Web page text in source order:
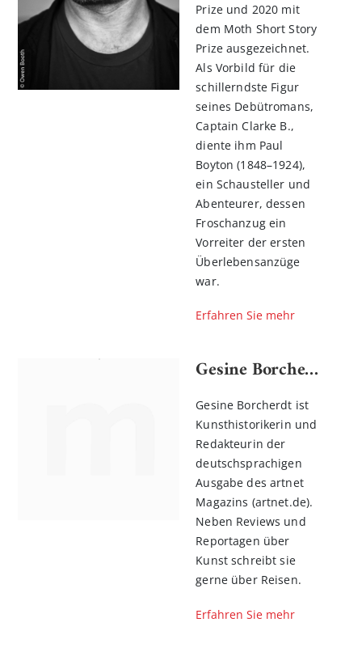
Prize und 2020 mit
dem Moth Short Story
Prize ausgezeichnet.
Als Vorbild für die
schillerndste Figur
seines Debütromans,
Captain Clarke B.,
diente ihm Paul
Boyton (1848–1924),
ein Schausteller und
Abenteurer, dessen
Froschanzug ein
Vorreiter der ersten
Überlebensanzüge
war.
Erfahren Sie mehr
Gesine Borcherdt
Gesine Borcherdt ist
Kunsthistorikerin und
Redakteurin der
deutschsprachigen
Ausgabe des artnet
Magazins (artnet.de).
Neben Reviews und
Reportagen über
Kunst schreibt sie
gerne über Reisen.
Erfahren Sie mehr